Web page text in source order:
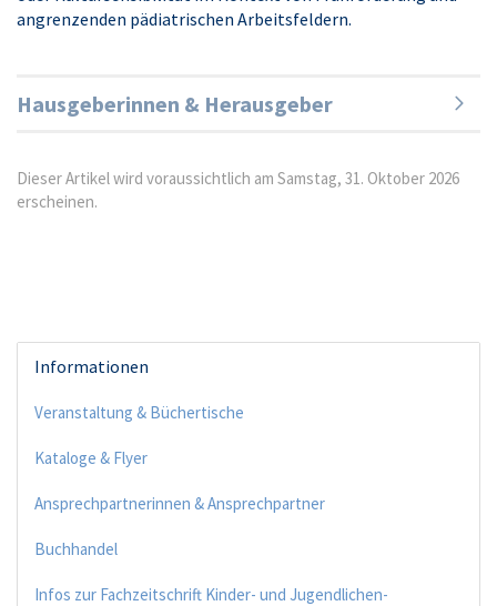
angrenzenden pädiatrischen Arbeitsfeldern.
Hausgeberinnen & Herausgeber
Dieser Artikel wird voraussichtlich am Samstag, 31. Oktober 2026
erscheinen.
Informationen
Veranstaltung & Büchertische
Kataloge & Flyer
Ansprechpartnerinnen & Ansprechpartner
Buchhandel
Infos zur Fachzeitschrift Kinder- und Jugendlichen-